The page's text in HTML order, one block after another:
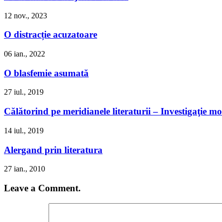
12 nov., 2023
O distracție acuzatoare
06 ian., 2022
O blasfemie asumată
27 iul., 2019
Călătorind pe meridianele literaturii – Investigaţie
14 iul., 2019
Alergand prin literatura
27 ian., 2010
Leave a Comment.